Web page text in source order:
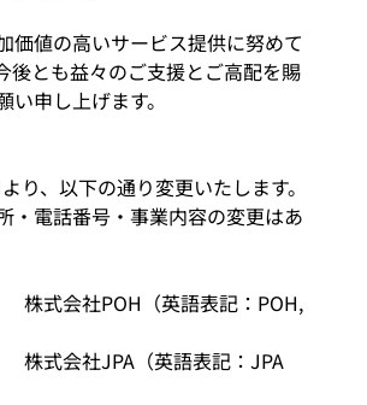
価値の高いサービス提供に努めて
後とも益々のご支援とご高配を賜
い申し上げます。
り、以下の通り変更いたします。
・電話番号・事業内容の変更はあ